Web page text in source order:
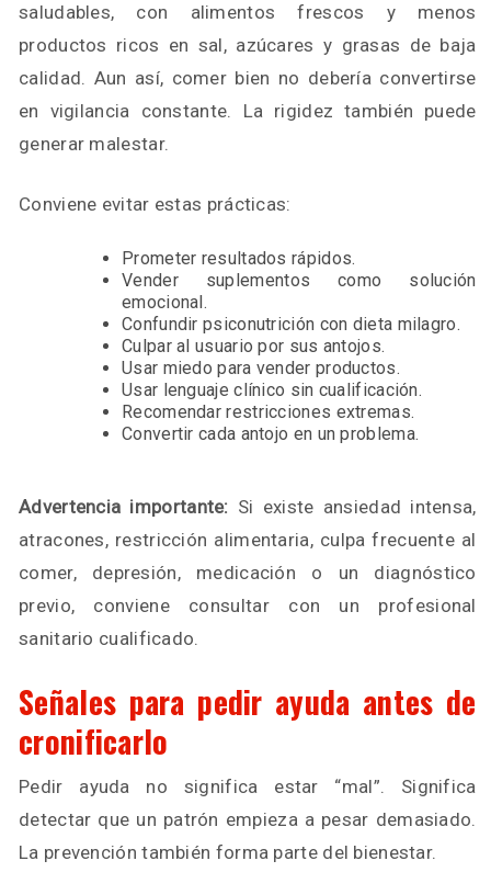
saludables, con alimentos frescos y menos
productos ricos en sal, azúcares y grasas de baja
calidad. Aun así, comer bien no debería convertirse
en vigilancia constante. La rigidez también puede
generar malestar.
Conviene evitar estas prácticas:
Prometer resultados rápidos.
Vender suplementos como solución
emocional.
Confundir psiconutrición con dieta milagro.
Culpar al usuario por sus antojos.
Usar miedo para vender productos.
Usar lenguaje clínico sin cualificación.
Recomendar restricciones extremas.
Convertir cada antojo en un problema.
Advertencia importante: Si existe ansiedad intensa,
atracones, restricción alimentaria, culpa frecuente al
comer, depresión, medicación o un diagnóstico
previo, conviene consultar con un profesional
sanitario cualificado.
Señales para pedir ayuda antes de
cronificarlo
Pedir ayuda no significa estar “mal”. Significa
detectar que un patrón empieza a pesar demasiado.
La prevención también forma parte del bienestar.